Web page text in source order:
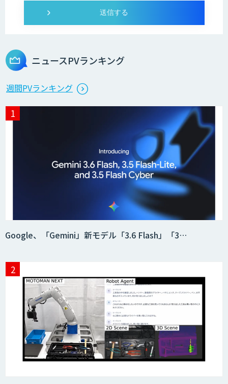
ニュースPVランキング
週間PVランキング
Google、「Gemini」新モデル「3.6 Flash」「3…